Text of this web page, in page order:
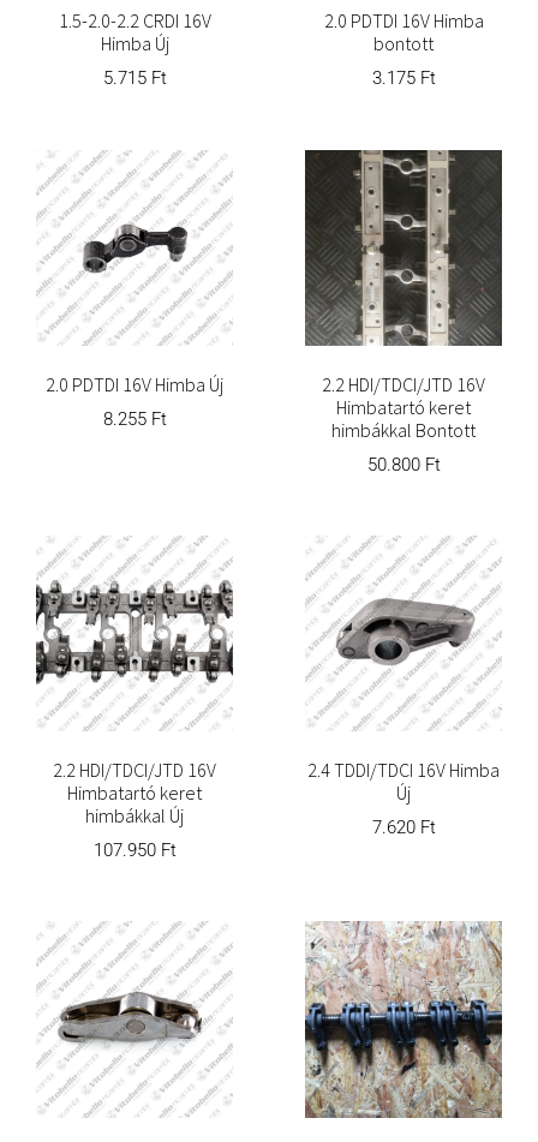
1.5-2.0-2.2 CRDI 16V
Himba Új
5.715 Ft
2.0 PDTDI 16V Himba
bontott
3.175 Ft
2.0 PDTDI 16V Himba Új
8.255 Ft
2.2 HDI/TDCI/JTD 16V
Himbatartó keret
himbákkal Bontott
50.800 Ft
2.2 HDI/TDCI/JTD 16V
Himbatartó keret
himbákkal Új
107.950 Ft
2.4 TDDI/TDCI 16V Himba
Új
7.620 Ft